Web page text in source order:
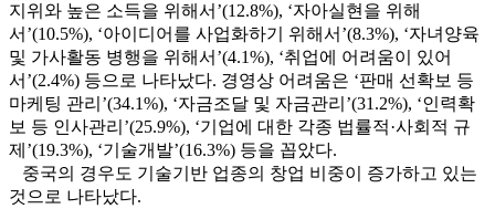
지위와 높은 소득을 위해서’(12.8%), ‘자아실현을 위해
서’(10.5%), ‘아이디어를 사업화하기 위해서’(8.3%), ‘자녀양육
및 가사활동 병행을 위해서’(4.1%), ‘취업에 어려움이 있어
서’(2.4%) 등으로 나타났다. 경영상 어려움은 ‘판매 선확보 등
마케팅 관리’(34.1%), ‘자금조달 및 자금관리’(31.2%), ‘인력확
보 등 인사관리’(25.9%), ‘기업에 대한 각종 법률적·사회적 규
제’(19.3%), ‘기술개발’(16.3%) 등을 꼽았다.
중국의 경우도 기술기반 업종의 창업 비중이 증가하고 있는
것으로 나타났다.